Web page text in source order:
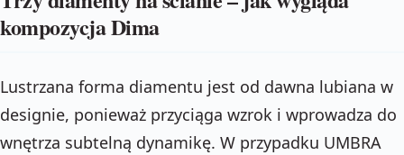
kompozycja Dima
Lustrzana forma diamentu jest od dawna lubiana w
designie, ponieważ przyciąga wzrok i wprowadza do
wnętrza subtelną dynamikę. W przypadku UMBRA